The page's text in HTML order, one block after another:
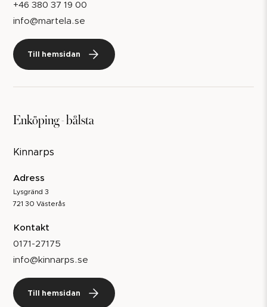
+46 380 37 19 00
info@martela.se
Till hemsidan
Enköping - bålsta
Kinnarps
Adress
Lysgränd 3
721 30 Västerås
Kontakt
0171-27175
info@kinnarps.se
Till hemsidan